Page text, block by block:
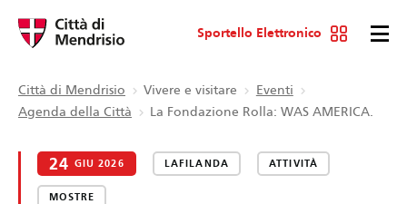
Sportello Elettronico
Città di Mendrisio Vivere e visitare
Eventi
Agenda della Città
La Fondazione Rolla: WAS AMERICA.
24 GIU 2026 LAFILANDA ATTIVITÀ
MOSTRE